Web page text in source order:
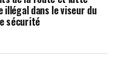
illégal dans le viseur du
sécurité